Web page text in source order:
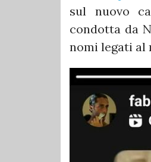
sul nuovo
condotta da
nomi legati al